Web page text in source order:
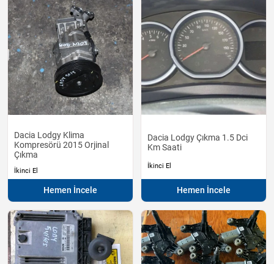
Dacia Lodgy Klima
Kompresörü 2015 Orjinal
Çıkma
İkinci El
Hemen İncele
Dacia Lodgy Çıkma 1.5 Dci
Km Saati
İkinci El
Hemen İncele